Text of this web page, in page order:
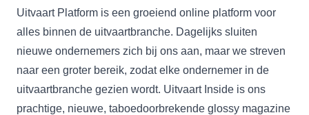
Uitvaart Platform is een groeiend online platform voor
alles binnen de uitvaartbranche. Dagelijks sluiten
nieuwe ondernemers zich bij ons aan, maar we streven
naar een groter bereik, zodat elke ondernemer in de
uitvaartbranche gezien wordt. Uitvaart Inside is ons
prachtige, nieuwe, taboedoorbrekende glossy magazine